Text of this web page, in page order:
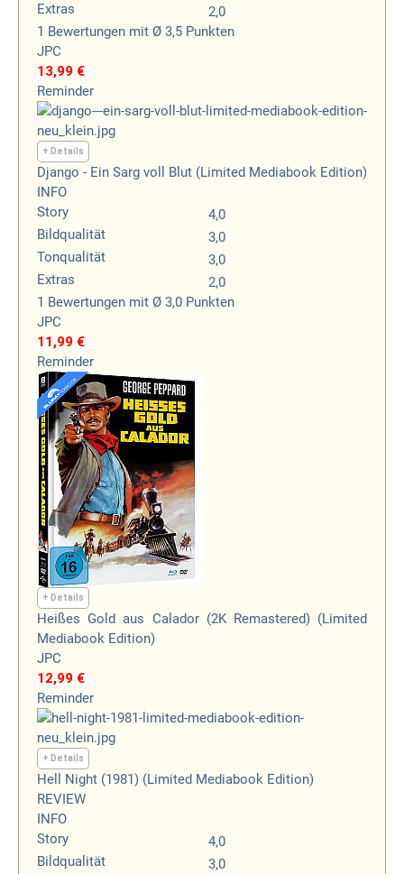
Extras
2,0
1 Bewertungen mit Ø 3,5 Punkten
JPC
13,99 €
Reminder
+ Details
Django - Ein Sarg voll Blut (Limited Mediabook Edition)
INFO
Story
4,0
Bildqualität
3,0
Tonqualität
3,0
Extras
2,0
1 Bewertungen mit Ø 3,0 Punkten
JPC
11,99 €
Reminder
+ Details
Heißes Gold aus Calador (2K Remastered) (Limited
Mediabook Edition)
JPC
12,99 €
Reminder
+ Details
Hell Night (1981) (Limited Mediabook Edition)
REVIEW
INFO
Story
4,0
Bildqualität
3,0